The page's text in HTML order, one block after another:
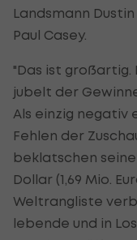
Landsmann
Paul Casey.
"Das ist großartig.
jubelt der
Als einzig negativ
Fehlen der
beklatschen
Dollar (1,69 Mio.
Weltrangliste
lebende und in